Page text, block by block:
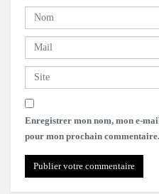
Enregistrer mon nom, mon e-
pour mon prochain commentaire.